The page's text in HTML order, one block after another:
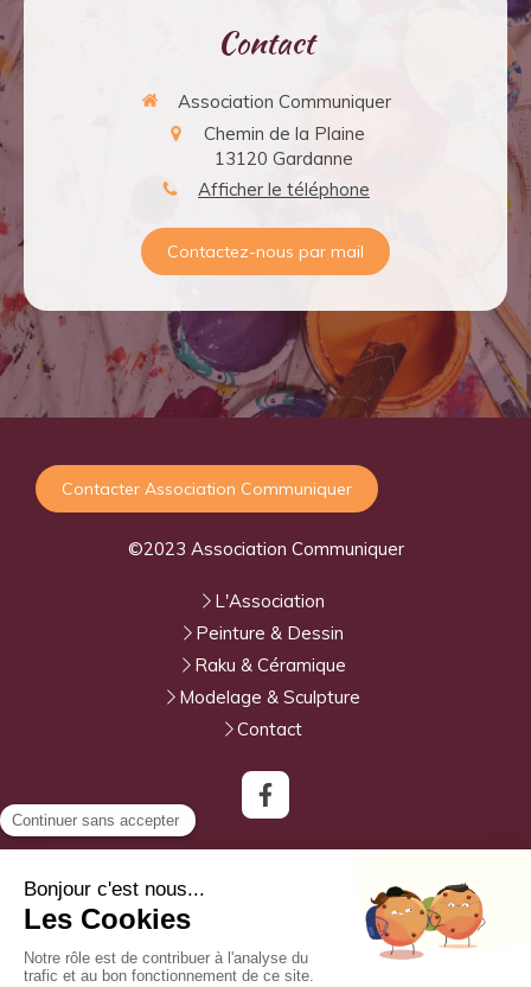
Contact
Association Communiquer
Chemin de la Plaine
13120 Gardanne
Afficher le téléphone
Contactez-nous par mail
Contacter Association Communiquer
©2023 Association Communiquer
L'Association
Peinture & Dessin
Raku & Céramique
Modelage & Sculpture
Contact
Chemin de la Plaine
Gardanne
Afficher le téléphone
Plan du site